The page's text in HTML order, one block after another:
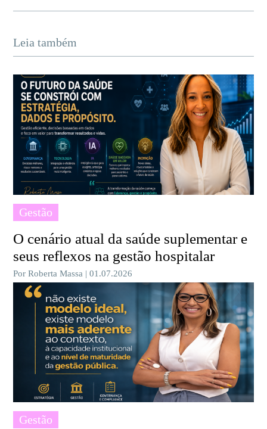
Leia também
Gestão
O cenário atual da saúde suplementar e
seus reflexos na gestão hospitalar
Por Roberta Massa | 01.07.2026
Gestão